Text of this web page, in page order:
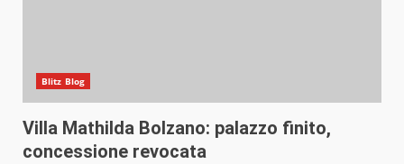
Blitz Blog
Villa Mathilda Bolzano: palazzo finito,
concessione revocata